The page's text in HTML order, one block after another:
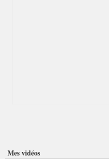
Mes vidéos